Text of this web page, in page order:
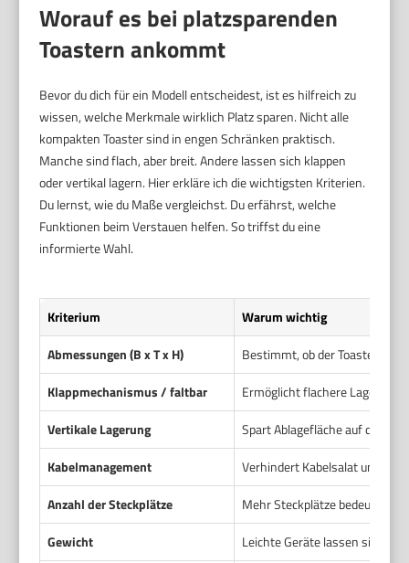
Worauf es bei platzsparenden
Toastern ankommt
Bevor du dich für ein Modell entscheidest, ist es hilfreich zu
wissen, welche Merkmale wirklich Platz sparen. Nicht alle
kompakten Toaster sind in engen Schränken praktisch.
Manche sind flach, aber breit. Andere lassen sich klappen
oder vertikal lagern. Hier erkläre ich die wichtigsten Kriterien.
Du lernst, wie du Maße vergleichst. Du erfährst, welche
Funktionen beim Verstauen helfen. So triffst du eine
informierte Wahl.
Kriterium
Warum wichtig
Abmessungen (B x T x H)
Bestimmt, ob der Toaster in
Klappmechanismus / faltbar
Ermöglicht flachere Lagerung
Vertikale Lagerung
Spart Ablagefläche auf der
Kabelmanagement
Verhindert Kabelsalat und
Anzahl der Steckplätze
Mehr Steckplätze bedeuten
Gewicht
Leichte Geräte lassen sich